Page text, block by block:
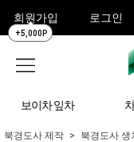
회원가입
+5,000P
로그인
보이차 잎차
북경도사 제작 북경도사 생